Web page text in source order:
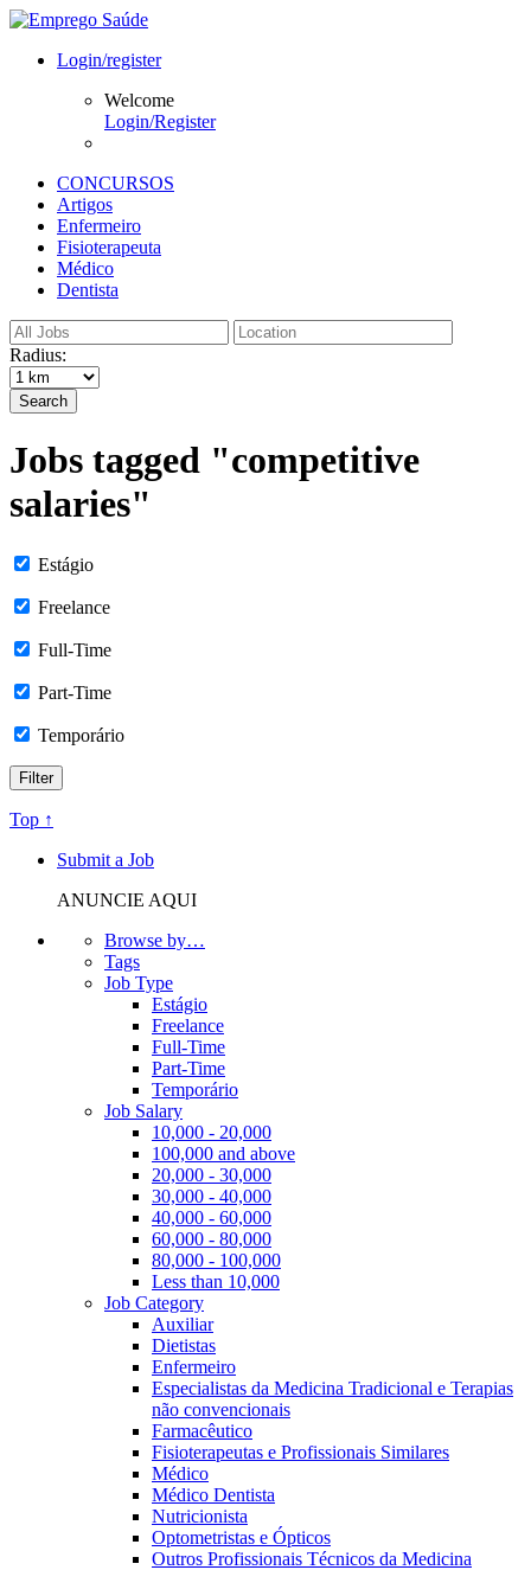
Login/register
Welcome
Login/Register
CONCURSOS
Artigos
Enfermeiro
Fisioterapeuta
Médico
Dentista
Radius:
Search
Jobs tagged "competitive
salaries"
Estágio
Freelance
Full-Time
Part-Time
Temporário
Top ↑
Submit a Job
ANUNCIE AQUI
Browse by…
Tags
Job Type
Estágio
Freelance
Full-Time
Part-Time
Temporário
Job Salary
10,000 - 20,000
100,000 and above
20,000 - 30,000
30,000 - 40,000
40,000 - 60,000
60,000 - 80,000
80,000 - 100,000
Less than 10,000
Job Category
Auxiliar
Dietistas
Enfermeiro
Especialistas da Medicina Tradicional e Terapias
não convencionais
Farmacêutico
Fisioterapeutas e Profissionais Similares
Médico
Médico Dentista
Nutricionista
Optometristas e Ópticos
Outros Profissionais Técnicos da Medicina